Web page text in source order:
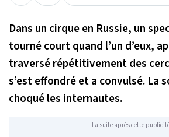
Dans un cirque en Russie, un
tourné court quand l’un d’eux,
traversé répétitivement des
s’est effondré et a convulsé. La
choqué les internautes.
La suite après cette